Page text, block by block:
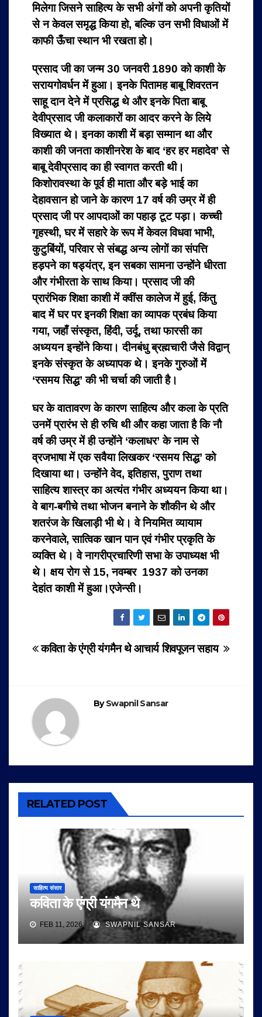
मिलेगा जिसने साहित्य के सभी अंगों को अपनी कृतियों
से न केवल समृद्ध किया हो, बल्कि उन सभी विधाओं में
काफी ऊँचा स्थान भी रखता हो।
प्रसाद जी का जन्म 30 जनवरी 1890 को काशी के
सरायगोवर्धन में हुआ। इनके पितामह बाबू शिवरतन
साहू दान देने में प्रसिद्ध थे और इनके पिता बाबू
देवीप्रसाद जी कलाकारों का आदर करने के लिये
विख्यात थे। इनका काशी में बड़ा सम्मान था और
काशी की जनता काशीनरेश के बाद ‘हर हर महादेव’ से
बाबू देवीप्रसाद का ही स्वागत करती थी।
किशोरावस्था के पूर्व ही माता और बड़े भाई का
देहावसान हो जाने के कारण 17 वर्ष की उम्र में ही
प्रसाद जी पर आपदाओं का पहाड़ टूट पड़ा। कच्ची
गृहस्थी, घर में सहारे के रूप में केवल विधवा भाभी,
कुटुबिंयों, परिवार से संबद्ध अन्य लोगों का संपत्ति
हड़पने का षड्यंत्र, इन सबका सामना उन्होंने धीरता
और गंभीरता के साथ किया। प्रसाद जी की
प्रारंभिक शिक्षा काशी में क्वींस कालेज में हुई, किंतु
बाद में घर पर इनकी शिक्षा का व्यापक प्रबंध किया
गया, जहाँ संस्कृत, हिंदी, उर्दू, तथा फारसी का
अध्ययन इन्होंने किया। दीनबंधु ब्रह्मचारी जैसे विद्वान्‌
इनके संस्कृत के अध्यापक थे। इनके गुरुओं में
‘रसमय सिद्ध’ की भी चर्चा की जाती है।
घर के वातावरण के कारण साहित्य और कला के प्रति
उनमें प्रारंभ से ही रुचि थी और कहा जाता है कि नौ
वर्ष की उम्र में ही उन्होंने ‘कलाधर’ के नाम से
व्रजभाषा में एक सवैया लिखकर ‘रसमय सिद्ध’ को
दिखाया था। उन्होंने वेद, इतिहास, पुराण तथा
साहित्य शास्त्र का अत्यंत गंभीर अध्ययन किया था।
वे बाग-बगीचे तथा भोजन बनाने के शौकीन थे और
शतरंज के खिलाड़ी भी थे। वे नियमित व्यायाम
करनेवाले, सात्विक खान पान एवं गंभीर प्रकृति के
व्यक्ति थे। वे नागरीप्रचारिणी सभा के उपाध्यक्ष भी
थे। क्षय रोग से 15, नवम्बर 1937 को उनका
देहांत काशी में हुआ।एजेन्सी।
Post
आचार्य शिवपूजन सहाय
कविता के एंग्री यंगमैन थे
BySwapnil Sansar
RELATED POST
साहित्य संसार
कविता के एंग्री यंगमैन थे
FEB 11, 2026 SWAPNIL SANSAR